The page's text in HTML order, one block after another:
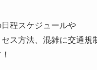
程スケジュールや
ス方法、混雑に交通規